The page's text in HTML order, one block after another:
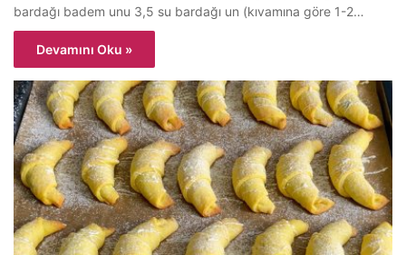
bardağı badem unu 3,5 su bardağı un (kıvamına göre 1-2…
Devamını Oku »